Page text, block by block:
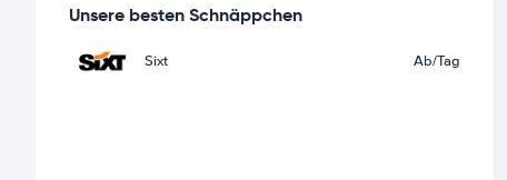
Unsere besten Schnäppchen
Sixt Ab/Tag